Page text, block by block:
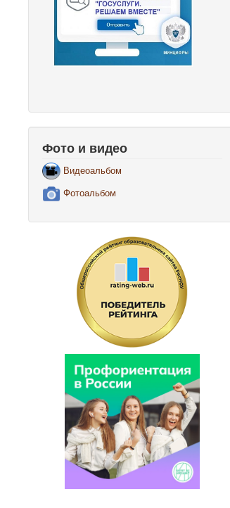
Фото и видео
Видеоальбом
Фотоальбом